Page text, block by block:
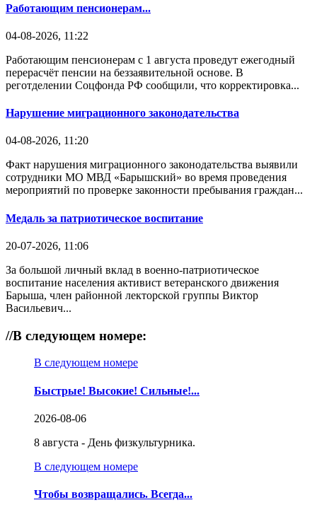
Работающим пенсионерам...
04-08-2026, 11:22
Работающим пенсионерам с 1 августа проведут ежегодный
перерасчёт пенсии на беззаявительной основе. В
реготделении Соцфонда РФ сообщили, что корректировка...
Нарушение миграционного законодательства
04-08-2026, 11:20
Факт нарушения миграционного законодательства выявили
сотрудники МО МВД «Барышский» во время проведения
мероприятий по проверке законности пребывания граждан...
Медаль за патриотическое воспитание
20-07-2026, 11:06
За большой личный вклад в военно-патриотическое
воспитание населения активист ветеранского движения
Барыша, член районной лекторской группы Виктор
Васильевич...
//В следующем номере:
В следующем номере
Быстрые! Высокие! Сильные!...
2026-08-06
8 августа - День физкультурника.
В следующем номере
Чтобы возвращались. Всегда...